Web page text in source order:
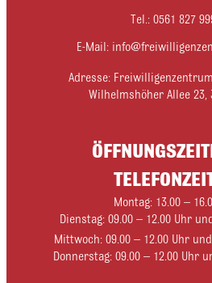
Tel.: 0561 827
E-Mail:
Adresse:
Wilhelmshöher Allee 23,
Montag: 13.00 –
Dienstag: 09.00 – 12.00 Uhr
Mittwoch: 09.00 – 12.00 Uhr
Donnerstag: 09.00 – 12.00 Uhr